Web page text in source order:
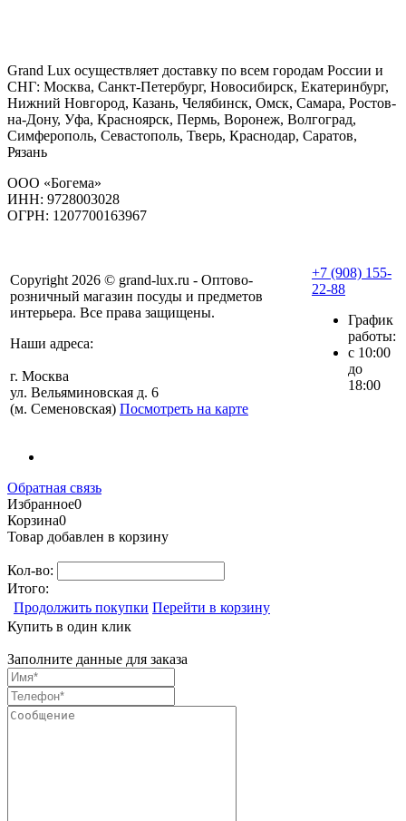
Grand Lux осуществляет доставку по всем городам России и
СНГ: Москва, Санкт-Петербург, Новосибирск, Екатеринбург,
Нижний Новгород, Казань, Челябинск, Омск, Самара, Ростов-
на-Дону, Уфа, Красноярск, Пермь, Воронеж, Волгоград,
Симферополь, Севастополь, Тверь, Краснодар, Саратов,
Рязань
ООО «Богема»
ИНН: 9728003028
ОГРН: 1207700163967
Copyright 2026 © grand-lux.ru - Оптово-
розничный магазин посуды и предметов
интерьера. Все права защищены.
Наши адреса:
г. Москва
ул. Вельяминовская д. 6
(м. Семеновская) Посмотреть на карте
+7 (908) 155-
22-88
График
работы:
с 10:00
до
18:00
Обратная связь
Избранное0
Корзина0
Товар добавлен в корзину
Кол-во:
Итого:
Продолжить покупки Перейти в корзину
Купить в один клик
Заполните данные для заказа